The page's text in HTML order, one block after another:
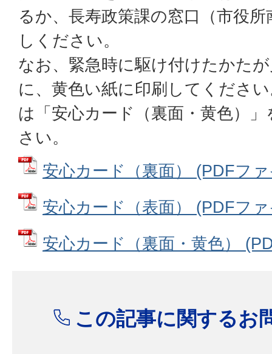
るか、長寿政策課の窓口（市役
しください。
なお、緊急時に駆け付けたかた
に、黄色い紙に印刷してくださ
は「安心カード（裏面・黄色）
さい。
安心カード（裏面） (PDFフ
安心カード（表面） (PDFフ
安心カード（裏面・黄色）
この記事に関するお